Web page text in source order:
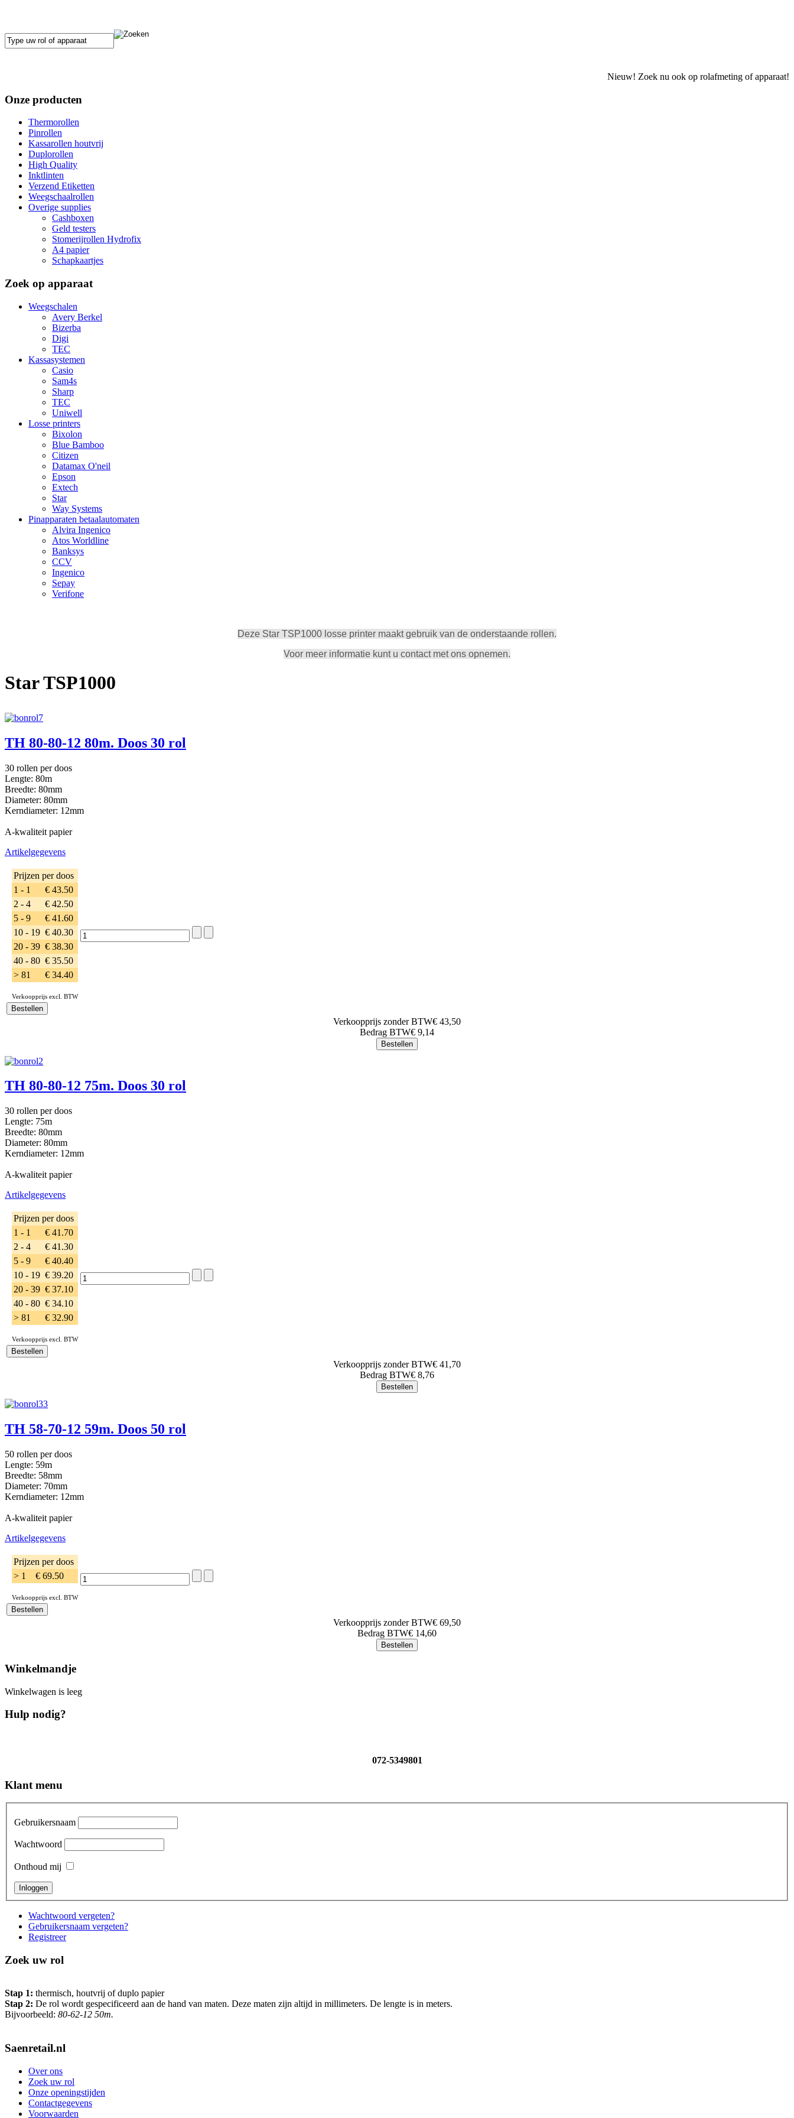
Nieuw! Zoek nu ook op rolafmeting of apparaat!
Onze producten
Thermorollen
Pinrollen
Kassarollen houtvrij
Duplorollen
High Quality
Inktlinten
Verzend Etiketten
Weegschaalrollen
Overige supplies
Cashboxen
Geld testers
Stomerijrollen Hydrofix
A4 papier
Schapkaartjes
Zoek op apparaat
Weegschalen
Avery Berkel
Bizerba
Digi
TEC
Kassasystemen
Casio
Sam4s
Sharp
TEC
Uniwell
Losse printers
Bixolon
Blue Bamboo
Citizen
Datamax O'neil
Epson
Extech
Star
Way Systems
Pinapparaten betaalautomaten
Alvira Ingenico
Atos Worldline
Banksys
CCV
Ingenico
Sepay
Verifone
Deze Star TSP1000 losse printer maakt gebruik van de onderstaande rollen.
Voor meer informatie kunt u contact met ons opnemen.
Star TSP1000
TH 80-80-12 80m. Doos 30 rol
30 rollen per doos
Lengte: 80m
Breedte: 80mm
Diameter: 80mm
Kerndiameter: 12mm
A-kwaliteit papier
Artikelgegevens
Prijzen per doos
1 - 1
€ 43.50
2 - 4
€ 42.50
5 - 9
€ 41.60
10 - 19 € 40.30
20 - 39 € 38.30
40 - 80 € 35.50
> 81
€ 34.40
Verkoopprijs excl. BTW
Verkoopprijs zonder BTW€ 43,50
Bedrag BTW€ 9,14
TH 80-80-12 75m. Doos 30 rol
30 rollen per doos
Lengte: 75m
Breedte: 80mm
Diameter: 80mm
Kerndiameter: 12mm
A-kwaliteit papier
Artikelgegevens
Prijzen per doos
1 - 1
€ 41.70
2 - 4
€ 41.30
5 - 9
€ 40.40
10 - 19 € 39.20
20 - 39 € 37.10
40 - 80 € 34.10
> 81
€ 32.90
Verkoopprijs excl. BTW
Verkoopprijs zonder BTW€ 41,70
Bedrag BTW€ 8,76
TH 58-70-12 59m. Doos 50 rol
50 rollen per doos
Lengte: 59m
Breedte: 58mm
Diameter: 70mm
Kerndiameter: 12mm
A-kwaliteit papier
Artikelgegevens
Prijzen per doos
> 1
€ 69.50
Verkoopprijs excl. BTW
Verkoopprijs zonder BTW€ 69,50
Bedrag BTW€ 14,60
Winkelmandje
Winkelwagen is leeg
Hulp nodig?
072-5349801
Klant menu
Gebruikersnaam
Wachtwoord
Onthoud mij
Wachtwoord vergeten?
Gebruikersnaam vergeten?
Registreer
Zoek uw rol
Stap 1: thermisch, houtvrij of duplo papier
Stap 2: De rol wordt gespecificeerd aan de hand van maten. Deze maten zijn altijd in millimeters. De lengte is in meters.
Bijvoorbeeld: 80-62-12 50m.
Saenretail.nl
Over ons
Zoek uw rol
Onze openingstijden
Contactgegevens
Voorwaarden